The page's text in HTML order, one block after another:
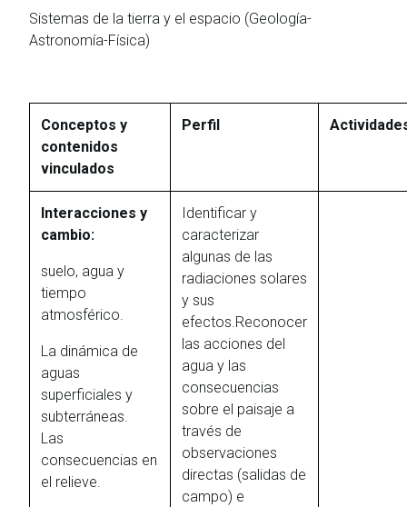
Sistemas de la tierra y el espacio (Geología-
Astronomía-Física)
Conceptos y
contenidos
vinculados
Perfil
Interacciones y
cambio:
suelo, agua y
tiempo
atmosférico.
La dinámica de
aguas
superficiales y
subterráneas.
Las
consecuencias en
el relieve.
Identificar y
caracterizar
algunas de las
radiaciones solares
y sus
efectos.Reconocer
las acciones del
agua y las
consecuencias
sobre el paisaje a
través de
observaciones
directas (salidas de
campo) e